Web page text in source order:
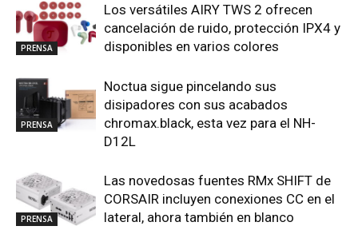
PRENSA
Los versátiles AIRY TWS 2 ofrecen
cancelación de ruido, protección IPX4 y
disponibles en varios colores
PRENSA
Noctua sigue pincelando sus
disipadores con sus acabados
chromax.black, esta vez para el NH-
D12L
PRENSA
Las novedosas fuentes RMx SHIFT de
CORSAIR incluyen conexiones CC en el
lateral, ahora también en blanco